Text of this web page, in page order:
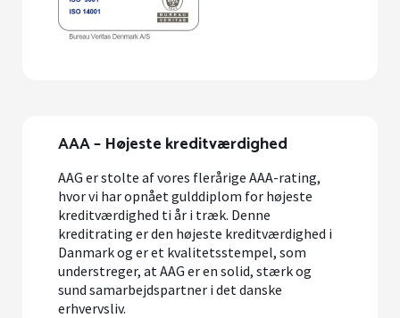
AAA – Højeste kreditværdighed
AAG er stolte af vores flerårige AAA-rating,
hvor vi har opnået gulddiplom for højeste
kreditværdighed ti år i træk. Denne
kreditrating er den højeste kreditværdighed i
Danmark og er et kvalitetsstempel, som
understreger, at AAG er en solid, stærk og
sund samarbejdspartner i det danske
erhvervsliv.